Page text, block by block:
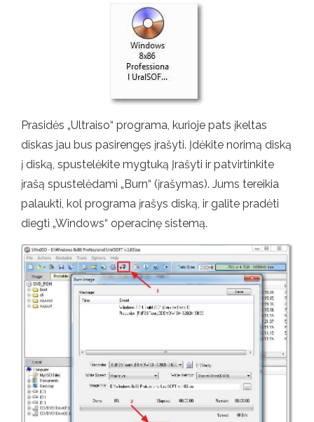
Prasidės „Ultraiso“ programa, kurioje pats įkeltas
diskas jau bus pasirengęs įrašyti. Įdėkite norimą diską
į diską, spustelėkite mygtuką Įrašyti ir patvirtinkite
įrašą spustelėdami „Burn“ (įrašymas). Jums tereikia
palaukti, kol programa įrašys diską, ir galite pradėti
diegti „Windows“ operacinę sistemą.